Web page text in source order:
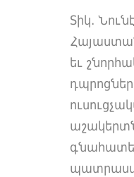
Տիկ․
եւ